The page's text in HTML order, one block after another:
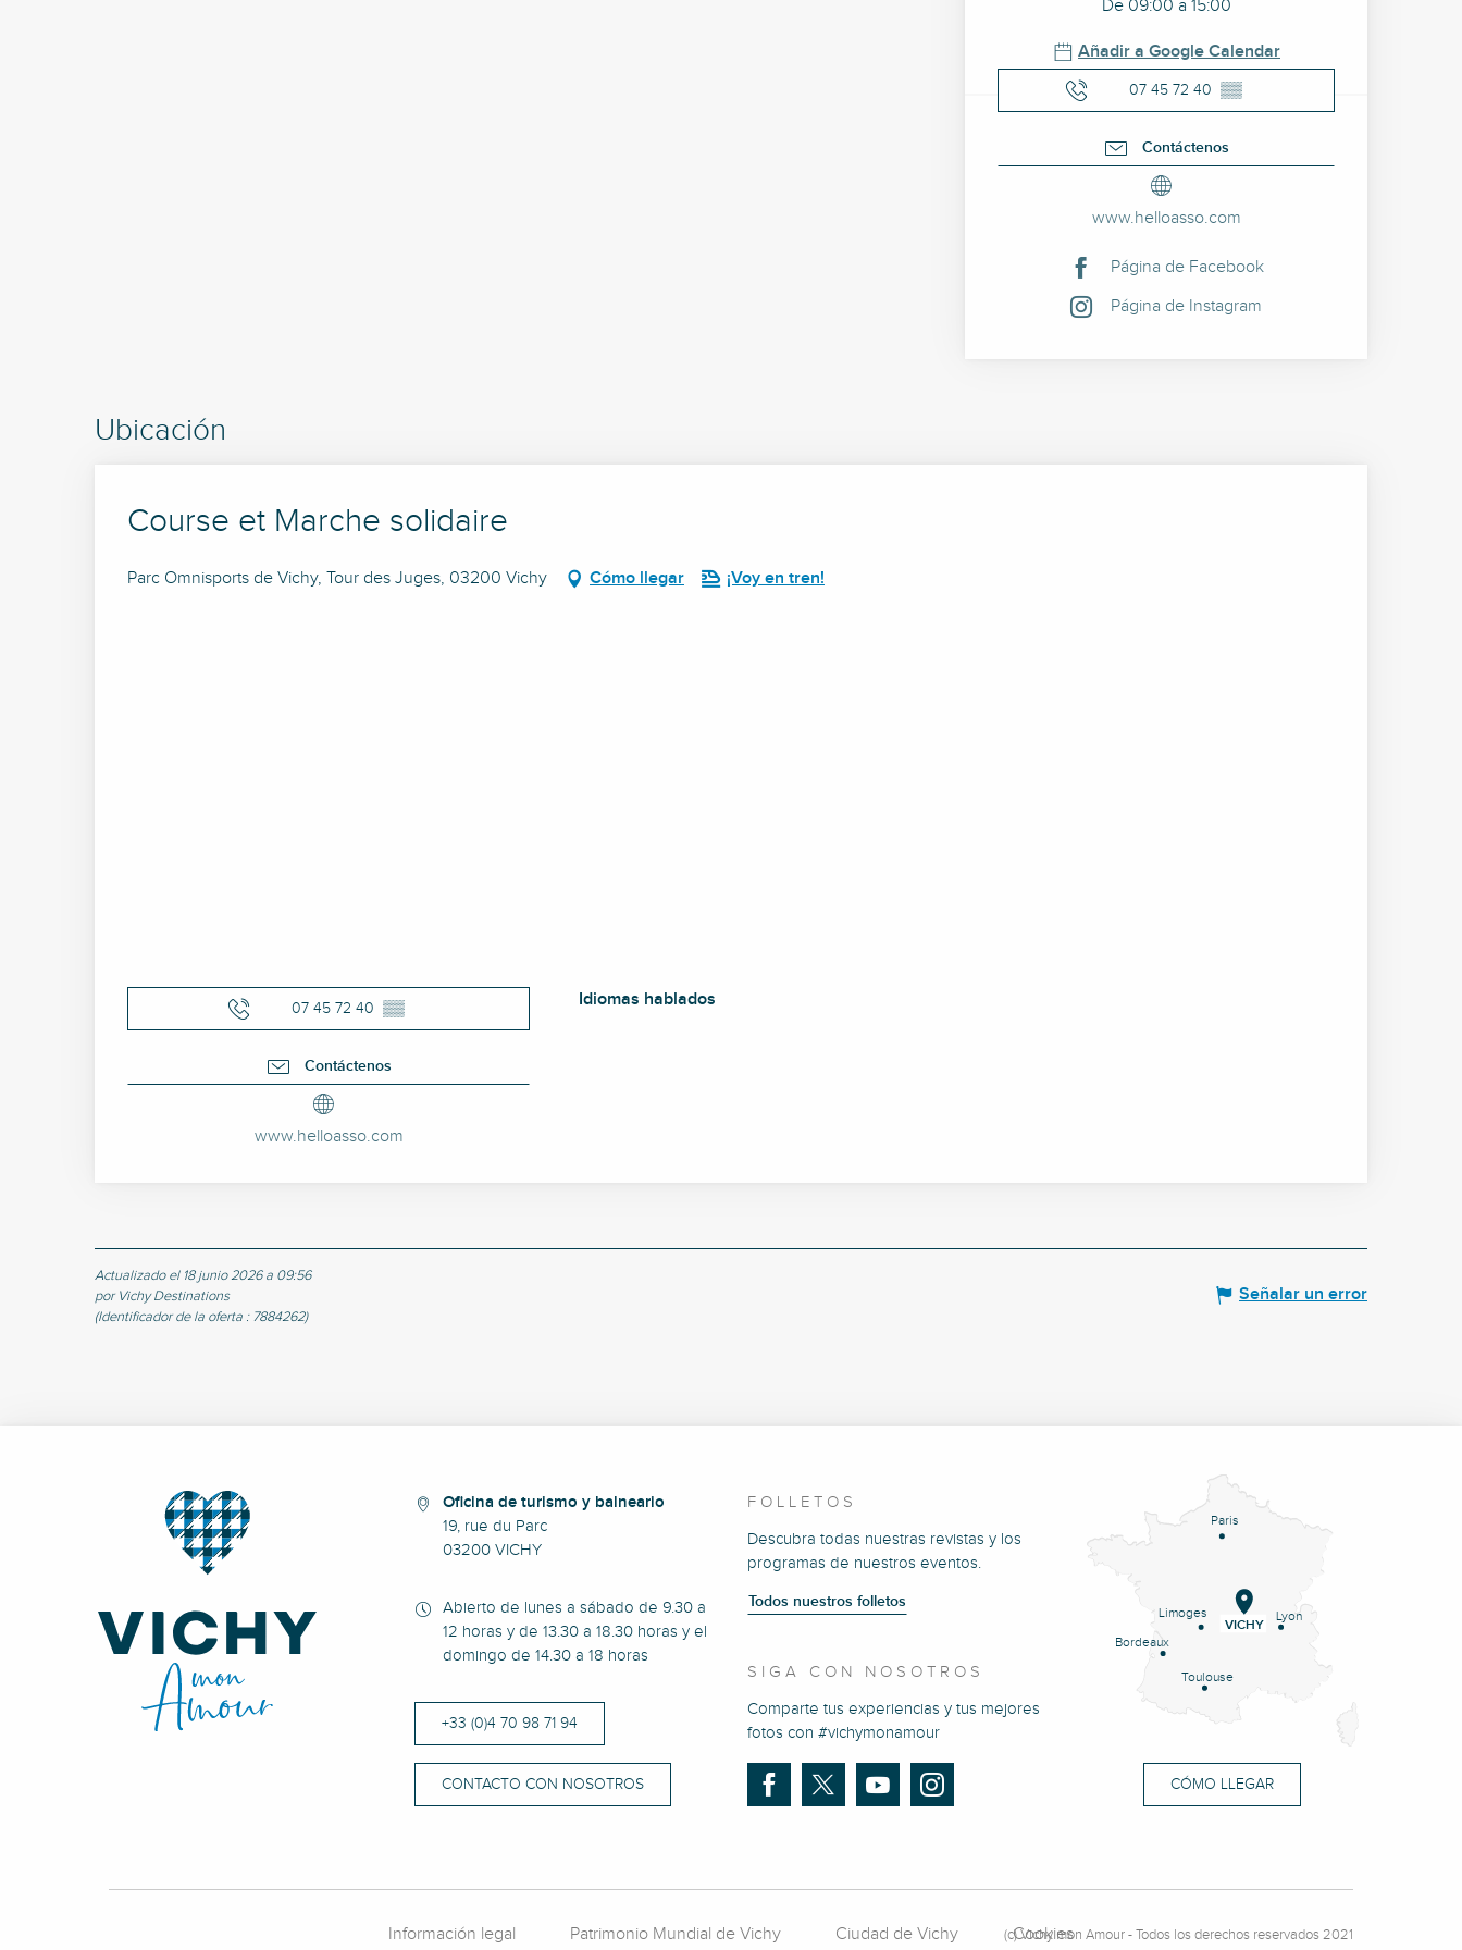
De 09:00 a 15:00
Añadir a Google Calendar
07 45 72 40 ▒▒
Contáctenos
www.helloasso.com
Página de Facebook
Página de Instagram
Ubicación
Course et Marche solidaire
Parc Omnisports de Vichy, Tour des Juges, 03200 Vichy Cómo llegar ¡Voy en tren!
07 45 72 40 ▒▒
Contáctenos
www.helloasso.com
Idiomas hablados
Idiomas hablados
Actualizado el 18 junio 2026 a 09:56
por Vichy Destinations
(Identificador de la oferta : 7884262)
Señalar un error
Oficina de turismo y balneario
19, rue du Parc
03200 VICHY
Abierto de lunes a sábado de 9.30 a
12 horas y de 13.30 a 18.30 horas y el
domingo de 14.30 a 18 horas
+33 (0)4 70 98 71 94
CONTACTO CON NOSOTROS
FOLLETOS
Descubra todas nuestras revistas y los
programas de nuestros eventos.
Todos nuestros folletos
SIGA CON NOSOTROS
Comparte tus experiencias y tus mejores
fotos con #vichymonamour
Paris
Lyon
Limoges
Bordeaux
Toulouse
VICHY
CÓMO LLEGAR
Información legal Patrimonio Mundial de Vichy Ciudad de Vichy Cookies
(c) Vichy mon Amour - Todos los derechos reservados 2021